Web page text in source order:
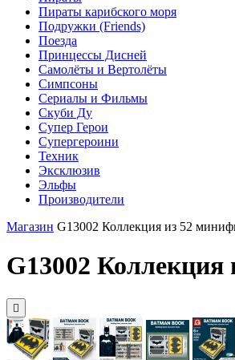
Пираты карибского моря
Подружки (Friends)
Поезда
Принцессы Дисней
Самолёты и Вертолёты
Симпсоны
Сериалы и Фильмы
Скуби Ду
Супер Герои
Супергероини
Техник
Эксклюзив
Эльфы
Производители
Магазин G13002 Коллекция из 52
G13002